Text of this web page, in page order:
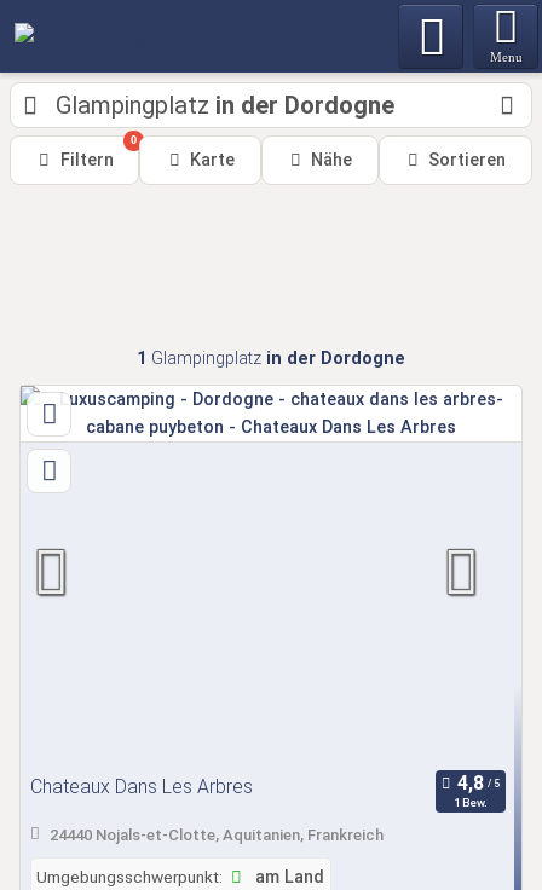
Menu
Glampingplatz in der Dordogne
Filtern
0
Karte Nähe Sortieren
1 Glampingplatz in der Dordogne
Chateaux Dans Les Arbres
1 Bew.
24440 Nojals-et-Clotte, Aquitanien, Frankreich
Umgebungsschwerpunkt: am Land